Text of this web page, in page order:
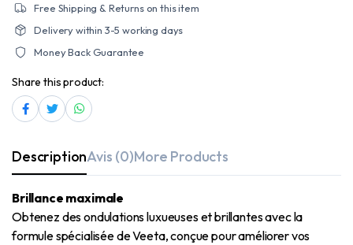
Free Shipping & Returns on this item
Delivery within 3-5 working days
Money Back Guarantee
Share this product:
DescriptionAvis (0)More Products
Brillance maximale
Obtenez des ondulations luxueuses et brillantes avec la
formule spécialisée de Veeta, conçue pour améliorer vos